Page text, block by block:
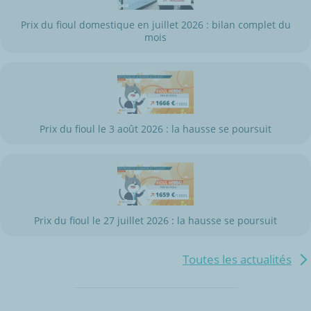
Prix du fioul domestique en juillet 2026 : bilan complet du
mois
Prix du fioul le 3 août 2026 : la hausse se poursuit
Prix du fioul le 27 juillet 2026 : la hausse se poursuit
Toutes les actualités